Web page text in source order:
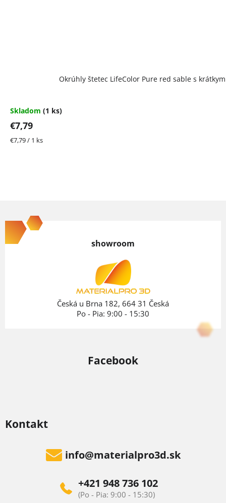
Okrúhly štetec LifeColor Pure red sable s
Skladom (1 ks)
€7,79
Jednotková
€7,79 / 1 ks
á
p
Kontakt
info@materialpro3d.sk
+421 948 736 102
showroom
Česká u Brna 182, 664 31 Česká
Po - Pia: 9:00 - 15:30
Facebook